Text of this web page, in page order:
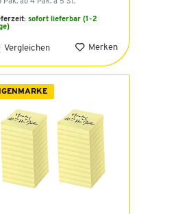
Pak. ab 4 Pak. à 5 St.
sofort lieferbar (1-2
Vergleichen Merken